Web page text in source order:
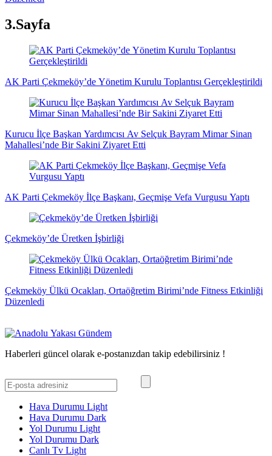
3.Sayfa
AK Parti Çekmeköy’de Yönetim Kurulu Toplantısı Gerçekleştirildi
Kurucu İlçe Başkan Yardımcısı Av Selçuk Bayram Mimar Sinan
Mahallesi’nde Bir Sakini Ziyaret Etti
AK Parti Çekmeköy İlçe Başkanı, Geçmişe Vefa Vurgusu Yaptı
Çekmeköy’de Üretken İşbirliği
Çekmeköy Ülkü Ocakları, Ortaöğretim Birimi’nde Fitness Etkinliği
Düzenledi
Haberleri güncel olarak e-postanızdan takip edebilirsiniz !
Hava Durumu Light
Hava Durumu Dark
Yol Durumu Light
Yol Durumu Dark
Canlı Tv Light